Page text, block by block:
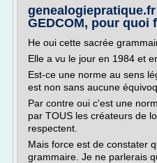
GEDCOM, pour quoi
He oui cette sacrée
Elle a vu le jour en 1984 et
Est-ce une norme au sens
est non sans aucune
Par contre oui c'est une
par TOUS les créateurs de
respectent.
Mais force est de constater
grammaire. Je ne parlerais